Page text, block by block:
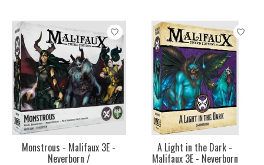
Monstrous - Malifaux 3E -
Neverborn /
A Light in the Dark -
Malifaux 3E - Neverborn